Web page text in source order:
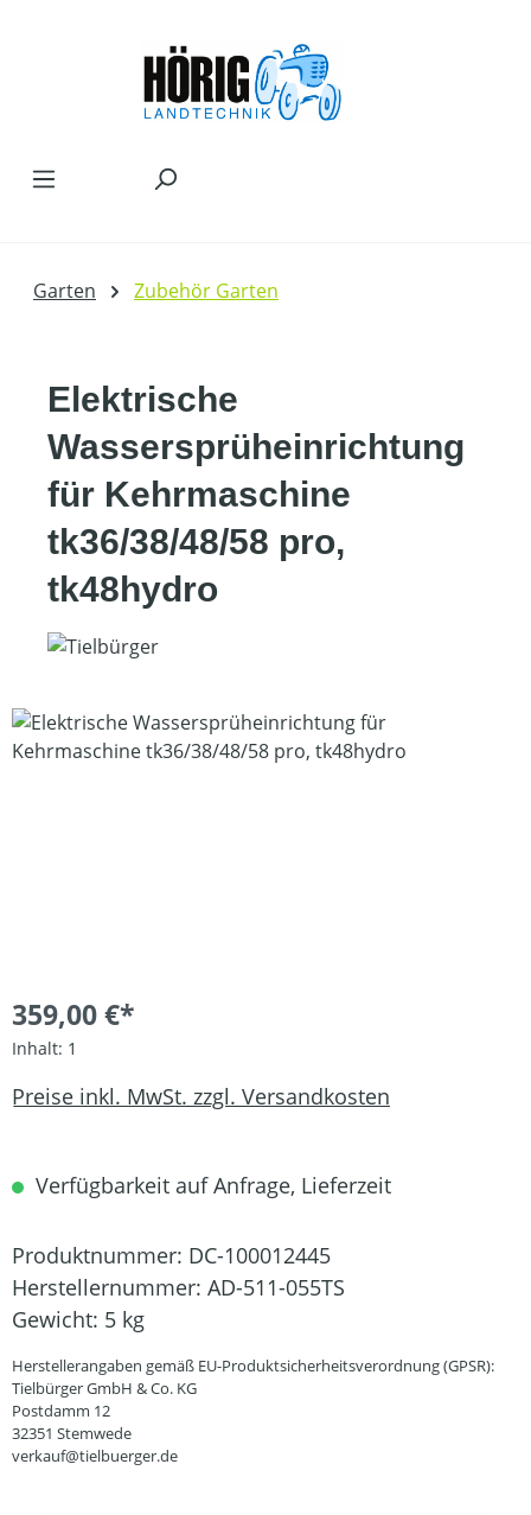
Garten Zubehör Garten
Elektrische
Wassersprüheinrichtung
für Kehrmaschine
tk36/38/48/58 pro,
tk48hydro
Bildergalerie überspringen
359,00 €*
Inhalt: 1
Preise inkl. MwSt. zzgl. Versandkosten
Verfügbarkeit auf Anfrage, Lieferzeit
Produktnummer: DC-100012445
Herstellernummer: AD-511-055TS
Gewicht: 5 kg
Herstellerangaben gemäß EU-Produktsicherheitsverordnung (GPSR):
Tielbürger GmbH & Co. KG
Postdamm 12
32351 Stemwede
verkauf@tielbuerger.de